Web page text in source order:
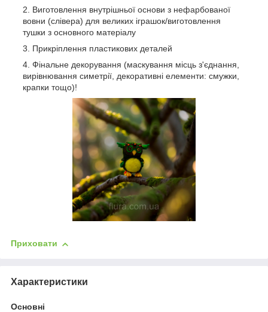
Виготовлення внутрішньої основи з нефарбованої
вовни (слівера) для великих іграшок/виготовлення
тушки з основного матеріалу
Прикріплення пластикових деталей
Фінальне декорування (маскування місць з'єднання,
вирівнювання симетрії, декоративні елементи: смужки,
крапки тощо)!
Приховати
Характеристики
Основні